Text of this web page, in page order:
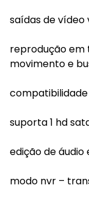
saídas de vídeo
reprodução em
movimento e
suporta 1 hd
edição de áudio
modo nvr –